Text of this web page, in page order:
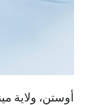
أوستن، ولاية